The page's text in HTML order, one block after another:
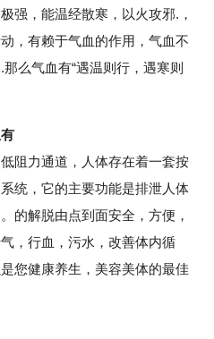
强，能温经散寒，以火攻邪.，
，有赖于气血的作用，气血不
么气血有“遇温则行，遇寒则
力通道，人体存在着一套按
统，它的主要功能是排泄人体
的解脱由点到面安全，方便，
，行血，污水，改善体内循
您健康养生，美容美体的最佳